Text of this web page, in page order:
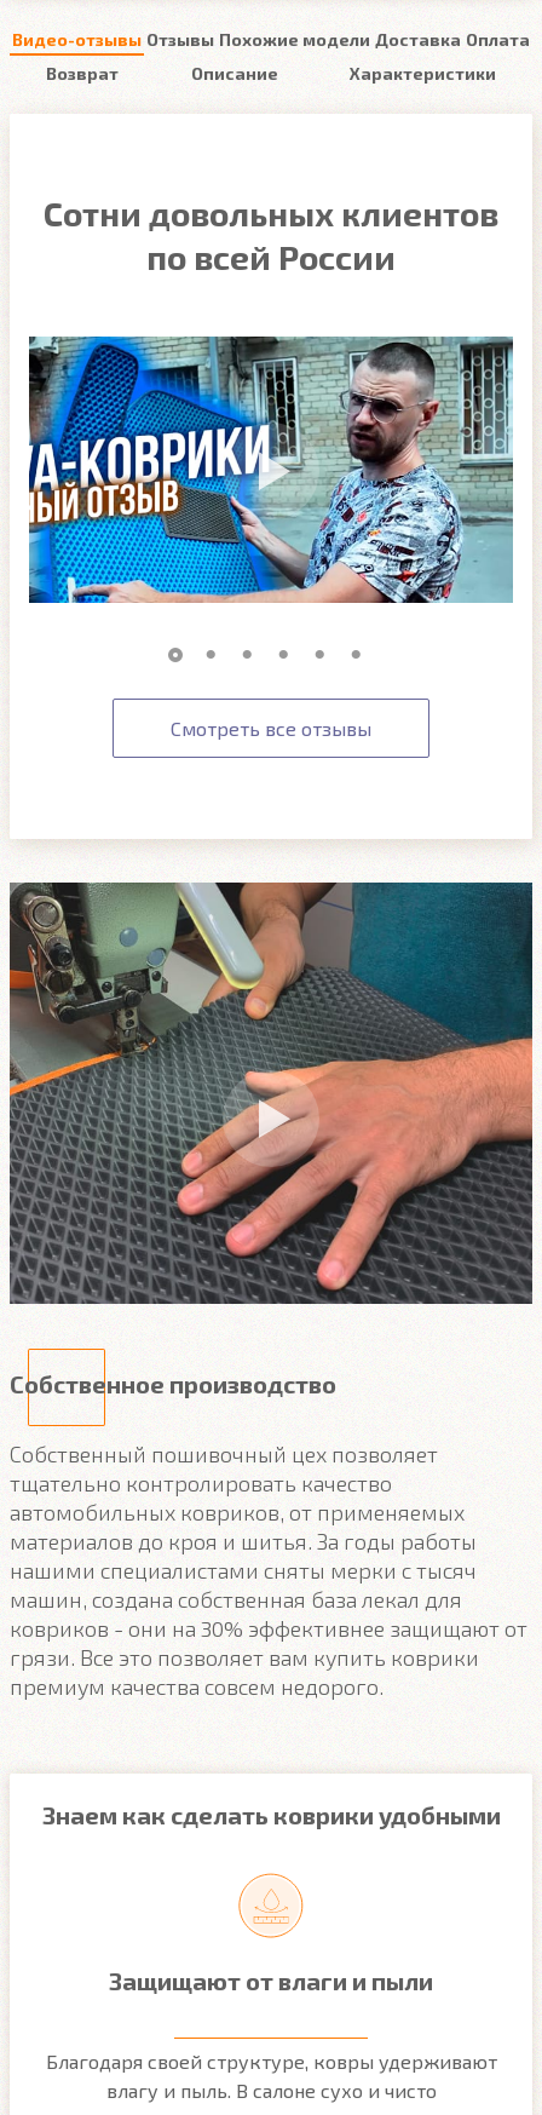
Видео-отзывы Отзывы Похожие модели Доставка Оплата
Возврат
Описание Характеристики
Сотни довольных клиентов
по всей России
Смотреть все отзывы
Собственное производство
Собственный пошивочный цех позволяет
тщательно контролировать качество
автомобильных ковриков, от применяемых
материалов до кроя и шитья. За годы работы
нашими специалистами сняты мерки с тысяч
машин, создана собственная база лекал для
ковриков - они на 30% эффективнее защищают от
грязи. Все это позволяет вам купить коврики
премиум качества совсем недорого.
Знаем как сделать коврики удобными
Защищают от влаги и пыли
Благодаря своей структуре, ковры удерживают
влагу и пыль. В салоне сухо и чисто